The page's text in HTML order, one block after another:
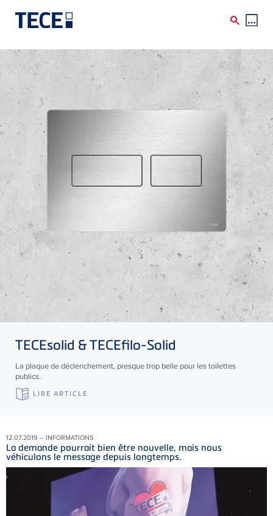
Skip to main content
TECEsolid &TECEfilo-Solid
La plaque de déclenchement, presque trop belle pour les toilettes
publics.
LIRE ARTICLE
12.07.2019 – INFORMATIONS
La demande pourrait bien être nouvelle, mais nous
véhiculons le message depuis longtemps.